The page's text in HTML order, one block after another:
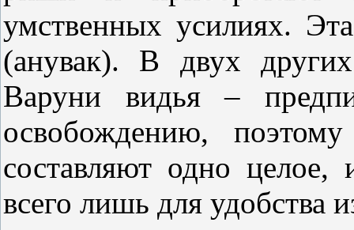
умственных усилиях.
(анувак). В двух
Варуни видья –
освобождению,
составляют одно
всего лишь для удобства